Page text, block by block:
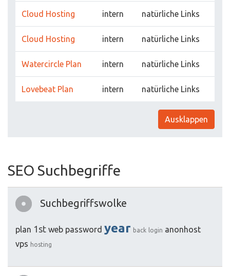
Cloud Hosting intern natürliche Links
Cloud Hosting intern natürliche Links
Watercircle Plan intern natürliche Links
Lovebeat Plan intern natürliche Links
Ausklappen
SEO Suchbegriffe
Suchbegriffswolke
plan 1st web password year back login anonhost
vps hosting